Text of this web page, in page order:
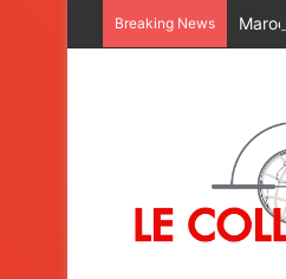
Breaking News